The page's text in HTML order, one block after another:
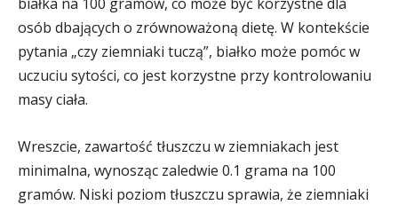
osób dbających o zrównoważoną dietę. W kontekście
pytania „czy ziemniaki tuczą”, białko może pomóc w
uczuciu sytości, co jest korzystne przy kontrolowaniu
masy ciała.
Wreszcie, zawartość tłuszczu w ziemniakach jest
minimalna, wynosząc zaledwie 0.1 grama na 100
gramów. Niski poziom tłuszczu sprawia, że ziemniaki